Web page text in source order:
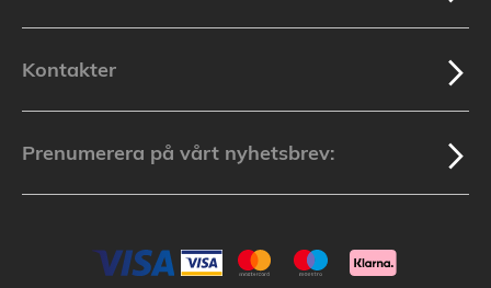
Kontakter
Prenumerera på vårt nyhetsbrev: